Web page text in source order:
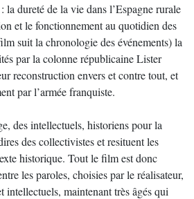
la dureté de la vie dans l’Espagne rurale
et le fonctionnement au quotidien des
suit la chronologie des événements) la
par la colonne républicaine Lister
reconstruction envers et contre tout, et
par l’armée franquiste.
des intellectuels, historiens pour la
des collectivistes et resituent les
historique. Tout le film est donc
les paroles, choisies par le réalisateur,
intellectuels, maintenant très âgés qui